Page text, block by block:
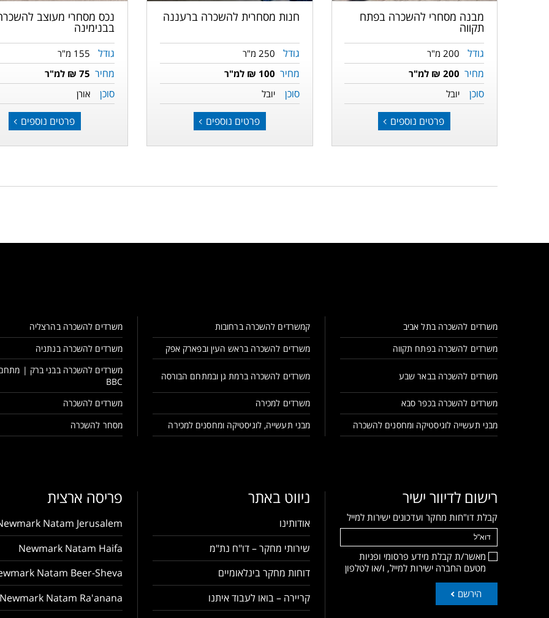
מבנה מסחרי להשכרה בפתח
תקווה
גודל 200 מ"ר
מחיר 200 ₪ למ"ר
סוכן יובל
פרטים נוספים
חנות מסחרית להשכרה ברעננה
גודל 250 מ"ר
מחיר 100 ₪ למ"ר
סוכן יובל
פרטים נוספים
נכס מסחרי מעוצב
בבנימינה
גודל 155 מ"ר
מחיר 75 ₪ למ"ר
סוכן אורן
פרטים נוספים
משרדים להשכרה בתל אביב קמשרדים להשכרה ברחובות משרדים להשכרה בהרצליה
משרדים להשכרה בפתח תקווה
משרדים להשכרה בראש העין ובפארק אפק משרדים להשכרה בנתניה
משרדים להשכרה בבאר שבע משרדים להשכרה ברמת גן ובמתחם הבורסה
משרדים להשכרה בבני ברק |
BBC
משרדים להשכרה בכפר סבא משרדים למכירה משרדים להשכרה
מבני תעשייה לוגיסטיקה ומחסנים להשכרה
מבני תעשייה, לוגיסטיקה ומחסנים למכירה מסחר להשכרה
רישום לדיוור ישיר
קבלת דו"חות מחקר ועדכונים ישירות למייל
מאשר/ת קבלת מידע פרסומי ופניות
מטעם החברה ישירות למייל, ו/או לטלפון
הירשם
ניווט באתר
אודותינו
שירותי מחקר – דו"ח נת"מ
דוחות מחקר בינלאומיים
קריירה – בואו לעבוד איתנו
פריסה ארצית
Natam Jerusalem
Newmark Natam Haifa
Natam Beer-Sheva
Newmark Natam Ra'anana